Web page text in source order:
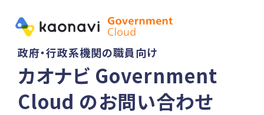
政府・行政系機関の職員向け
カオナビ Government
Cloud のお問い合わせ